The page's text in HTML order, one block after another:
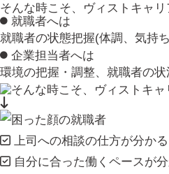
そんな時こそ、ヴィストキャ
就職者へは
就職者の状態把握(体調、気持
企業担当者へは
環境の把握・調整、就職者の
上司への相談の仕方が分か
自分に合った働くペースが